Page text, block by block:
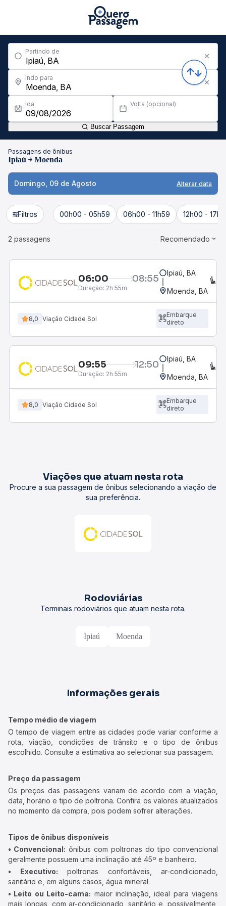
Partindo de
Indo para
Ida Volta (opcional)
Buscar Passagem
Passagens de ônibus
Ipiaú Moenda
Domingo, 09 de Agosto Alterar data
Filtros 00h00 - 05h59 06h00 - 11h59 12h00 -
2 passagens Recomendado
06:00 08:55
Duração: 2h 55m
Ipiaú, BA
Moenda, BA
8,0 Viação Cidade Sol
Embarque
direto
09:55 12:50
Duração: 2h 55m
Ipiaú, BA
Moenda, BA
8,0 Viação Cidade Sol
Embarque
direto
Viações que atuam nesta rota
Procure a sua passagem de ônibus selecionando a viação de
sua preferência.
Rodoviárias
Terminais rodoviários que atuam nesta rota.
Ipiaú Moenda
Informações gerais
Tempo médio de viagem
O tempo de viagem entre as cidades pode variar conforme a
rota, viação, condições de trânsito e o tipo de ônibus
escolhido. Consulte a estimativa ao selecionar sua passagem.
Preço da passagem
Os preços das passagens variam de acordo com a viação,
data, horário e tipo de poltrona. Confira os valores atualizados
no momento da compra, pois podem sofrer alterações.
Tipos de ônibus disponíveis
• Convencional: ônibus com poltronas do tipo convencional
geralmente possuem uma inclinação até 45º e banheiro.
• Executivo: poltronas confortáveis, ar-condicionado,
sanitário e, em alguns casos, água mineral.
• Leito ou Leito-cama: maior inclinação, ideal para viagens
mais longas, com ar-condicionado, sanitário e, possivelmente,